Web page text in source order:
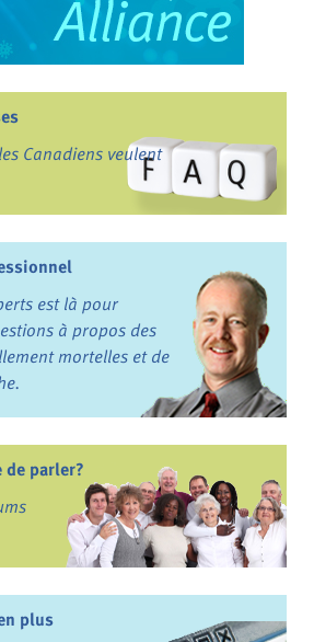
Canadiens veulent
est là pour
à propos des
mortelles et de
parler?
plus